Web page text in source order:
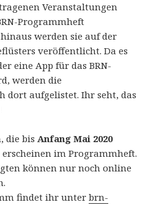
Veranstaltungen
Programmheft
werden sie auf der
veröffentlicht. Da es
eine App für das BRN-
werden die
dort aufgelistet. Ihr seht, das
die bisAnfang Mai 2020
im Programmheft.
können nur noch online
findet ihr unterbrn-